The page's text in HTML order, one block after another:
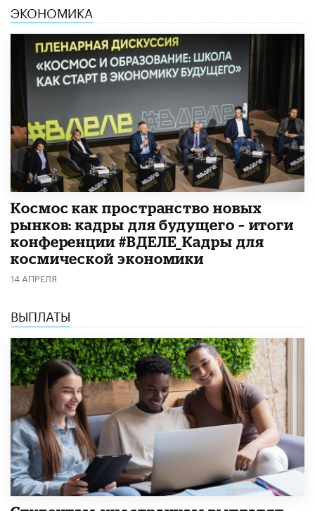
ЭКОНОМИКА
Космос как пространство новых
рынков: кадры для будущего – итоги
конференции #ВДЕЛЕ_Кадры для
космической экономики
14 АПРЕЛЯ
ВЫПЛАТЫ